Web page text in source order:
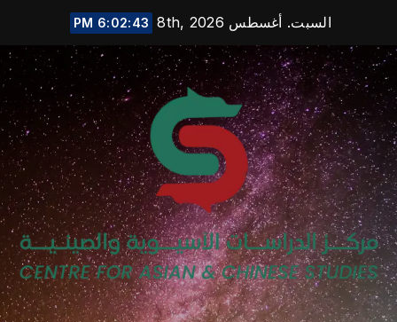
content
السبت. أغسطس 8th, 2026 6:02:44 PM